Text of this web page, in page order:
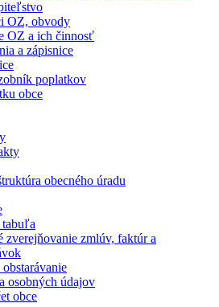
OZ, obvody
OZ a ich činnosť
a zápisnice
poplatkov
obce
obecného úradu
tabuľa
zverejňovanie zmlúv, faktúr a
osobných údajov
obce